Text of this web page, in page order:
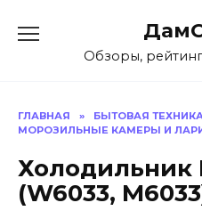
содержаниюОбзоры,
ГЛАВНАЯ » БЫТОВАЯ
МОРОЗИЛЬНЫЕ КАМЕРЫ И
Холодильник
(W6033,